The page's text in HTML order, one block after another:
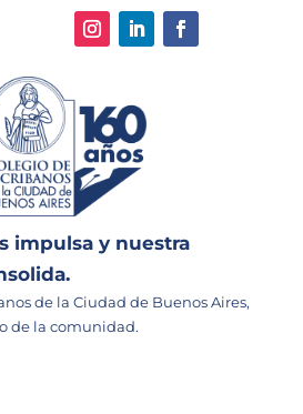
impulsa y nuestra
de la Ciudad de Buenos Aires,
de la comunidad.